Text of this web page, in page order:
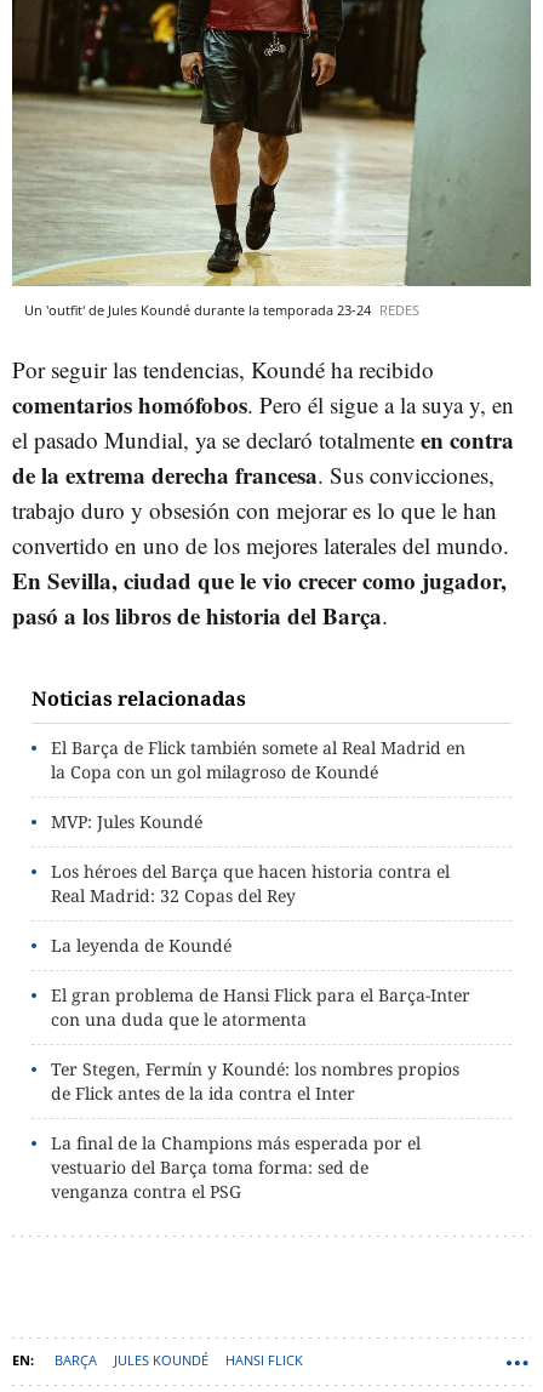
Un 'outfit' de Jules Koundé durante la temporada 23-24 REDES
Por seguir las tendencias, Koundé ha recibido
comentarios homófobos. Pero él sigue a la suya y, en
el pasado Mundial, ya se declaró totalmente en contra
de la extrema derecha francesa. Sus convicciones,
trabajo duro y obsesión con mejorar es lo que le han
convertido en uno de los mejores laterales del mundo.
En Sevilla, ciudad que le vio crecer como jugador,
pasó a los libros de historia del Barça.
Noticias relacionadas
El Barça de Flick también somete al Real Madrid en
la Copa con un gol milagroso de Koundé
MVP: Jules Koundé
Los héroes del Barça que hacen historia contra el
Real Madrid: 32 Copas del Rey
La leyenda de Koundé
El gran problema de Hansi Flick para el Barça-Inter
con una duda que le atormenta
Ter Stegen, Fermín y Koundé: los nombres propios
de Flick antes de la ida contra el Inter
La final de la Champions más esperada por el
vestuario del Barça toma forma: sed de
venganza contra el PSG
BARÇA JULES KOUNDÉ HANSI FLICK